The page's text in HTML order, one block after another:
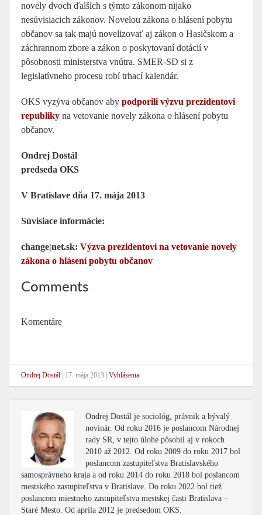
novely dvoch ďalších s týmto zákonom nijako
nesúvisiacich zákonov. Novelou zákona o hlásení pobytu
občanov sa tak majú novelizovať aj zákon o Hasičskom a
záchrannom zbore a zákon o poskytovaní dotácií v
pôsobnosti ministerstva vnútra. SMER-SD si z
legislatívneho procesu robí trhací kalendár.
OKS vyzýva občanov aby podporili výzvu prezidentovi
republiky na vetovanie novely zákona o hlásení pobytu
občanov.
Ondrej Dostál
predseda OKS
V Bratislave dňa 17. mája 2013
Súvisiace informácie:
change|net.sk: Výzva prezidentovi na vetovanie novely
zákona o hlásení pobytu občanov
Comments
Komentáre
Ondrej Dostál 17. mája 2013 Vyhlásenia
Ondrej Dostál je sociológ, právnik a bývalý
novinár. Od roku 2016 je poslancom Národnej
rady SR, v tejto úlohe pôsobil aj v rokoch
2010 až 2012. Od roku 2009 do roku 2017 bol
poslancom zastupiteľstva Bratislavského
samosprávneho kraja a od roku 2014 do roku 2018 bol poslancom
mestského zastupiteľstva v Bratislave. Do roku 2022 bol tiež
poslancom miestneho zastupiteľstva mestskej časti Bratislava –
Staré Mesto. Od apríla 2012 je predsedom OKS.